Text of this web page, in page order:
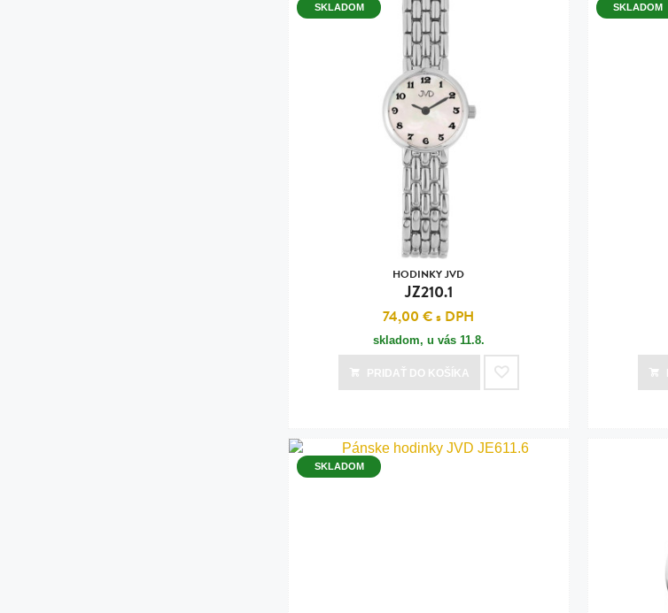
SKLADOM
HODINKY JVD
JZ210.1
74,00 €s DPH
skladom, u vás 11.8.
PRIDAŤDO KOŠÍKA
SKLADOM
SKLADOM